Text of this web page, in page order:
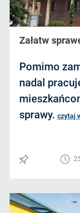
Załatw
Pomimo
nadal
sprawy. czytaj